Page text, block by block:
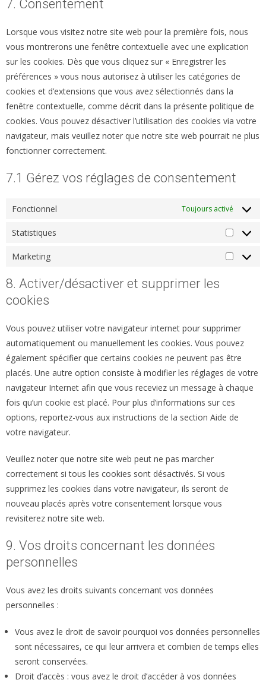
7. Consentement
Lorsque vous visitez notre site web pour la première fois, nous
vous montrerons une fenêtre contextuelle avec une explication
sur les cookies. Dès que vous cliquez sur « Enregistrer les
préférences » vous nous autorisez à utiliser les catégories de
cookies et d’extensions que vous avez sélectionnés dans la
fenêtre contextuelle, comme décrit dans la présente politique de
cookies. Vous pouvez désactiver l’utilisation des cookies via votre
navigateur, mais veuillez noter que notre site web pourrait ne plus
fonctionner correctement.
7.1 Gérez vos réglages de consentement
Fonctionnel Toujours activé
Statistiques
Marketing
8. Activer/désactiver et supprimer les
cookies
Vous pouvez utiliser votre navigateur internet pour supprimer
automatiquement ou manuellement les cookies. Vous pouvez
également spécifier que certains cookies ne peuvent pas être
placés. Une autre option consiste à modifier les réglages de votre
navigateur Internet afin que vous receviez un message à chaque
fois qu’un cookie est placé. Pour plus d’informations sur ces
options, reportez-vous aux instructions de la section Aide de
votre navigateur.
Veuillez noter que notre site web peut ne pas marcher
correctement si tous les cookies sont désactivés. Si vous
supprimez les cookies dans votre navigateur, ils seront de
nouveau placés après votre consentement lorsque vous
revisiterez notre site web.
9. Vos droits concernant les données
personnelles
Vous avez les droits suivants concernant vos données
personnelles :
Vous avez le droit de savoir pourquoi vos données personnelles
sont nécessaires, ce qui leur arrivera et combien de temps elles
seront conservées.
Droit d’accès : vous avez le droit d’accéder à vos données